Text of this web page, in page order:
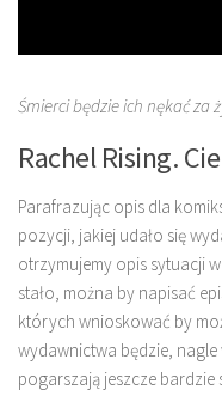
Śmierci będzie ich nękać za
Rachel Rising.
Parafrazując opis dla
pozycji, jakiej udało się
otrzymujemy opis sytuacji
stało, można by napisać
których wnioskować by
wydawnictwa będzie, nagle
pogarszają jeszcze bardzie